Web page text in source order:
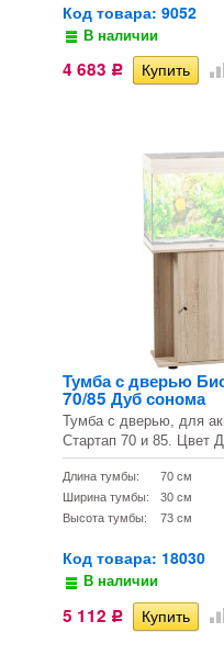
Код товара: 9052
В наличии
4 683 Р
Тумба с дверью
70/85 Дуб сонома
Тумба с дверью, для
Стартап 70 и 85. Цвет
Длина тумбы:
70 см
Ширина тумбы:
30 см
Высота тумбы:
73 см
Код товара: 18030
В наличии
5 112 Р